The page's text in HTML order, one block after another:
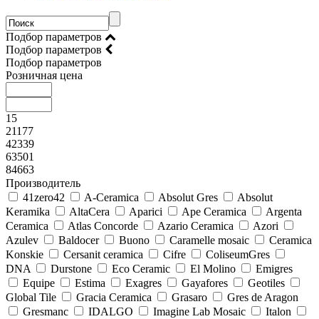
Подбор параметров
Подбор параметров
Подбор параметров
Розничная цена
15
21177
42339
63501
84663
Производитель
41zero42
A-Ceramica Absolut Gres
Absolut
Keramika
AltaCera Aparici Ape Ceramica
Argenta
Ceramica
Atlas Concorde Azario Ceramica
Azori
Azulev
Baldocer Buono Caramelle mosaic
Ceramica
Konskie
Cersanit ceramica Cifre
ColiseumGres
DNA
Durstone Eco Ceramic El Molino
Emigres
Equipe
Estima Exagres Gayafores
Geotiles
Global Tile
Gracia Ceramica Grasaro
Gres de Aragon
Gresmanc
IDALGO Imagine Lab Mosaic
Italon